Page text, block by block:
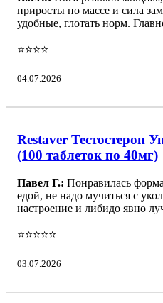
приросты по массе и сила
удобные, глотать норм.
⭐️⭐️⭐️⭐️
04.07.2026
Restaver Тестостерон
(100 таблеток по 40мг)
Павел Г.: Понравилась
едой, не надо мучиться с
настроение и либидо явно
⭐️⭐️⭐️⭐️⭐️
03.07.2026